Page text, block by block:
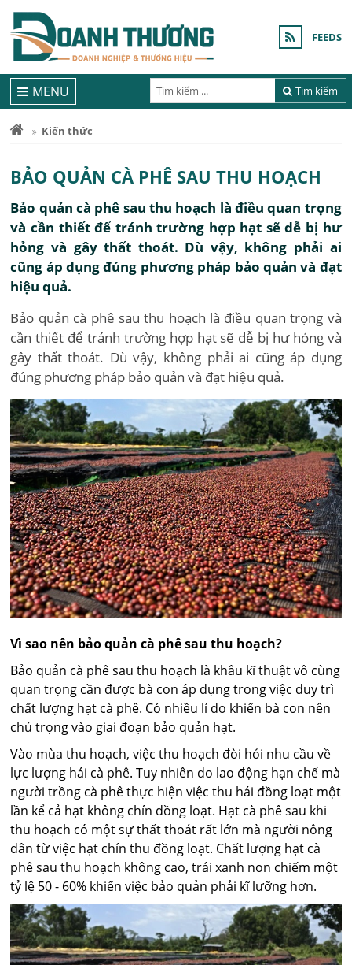
FEEDS
Tìm kiếm
MENU
Kiến thức
BẢO QUẢN CÀ PHÊ SAU THU HOẠCH
Bảo quản cà phê sau thu hoạch là điều quan trọng
và cần thiết để tránh trường hợp hạt sẽ dễ bị hư
hỏng và gây thất thoát. Dù vậy, không phải ai
cũng áp dụng đúng phương pháp bảo quản và đạt
hiệu quả.
Bảo quản cà phê sau thu hoạch là điều quan trọng và
cần thiết để tránh trường hợp hạt sẽ dễ bị hư hỏng và
gây thất thoát. Dù vậy, không phải ai cũng áp dụng
đúng phương pháp bảo quản và đạt hiệu quả.
Vì sao nên bảo quản cà phê sau thu hoạch?
Bảo quản cà phê sau thu hoạch là khâu kĩ thuật vô cùng
quan trọng cần được bà con áp dụng trong việc duy trì
chất lượng hạt cà phê. Có nhiều lí do khiến bà con nên
chú trọng vào giai đoạn bảo quản hạt.
Vào mùa thu hoạch, việc thu hoạch đòi hỏi nhu cầu về
lực lượng hái cà phê. Tuy nhiên do lao động hạn chế mà
người trồng cà phê thực hiện việc thu hái đồng loạt một
lần kể cả hạt không chín đồng loạt. Hạt cà phê sau khi
thu hoạch có một sự thất thoát rất lớn mà người nông
dân từ việc hạt chín thu đồng loạt. Chất lượng hạt cà
phê sau thu hoạch không cao, trái xanh non chiếm một
tỷ lệ 50 - 60% khiến việc bảo quản phải kĩ lưỡng hơn.